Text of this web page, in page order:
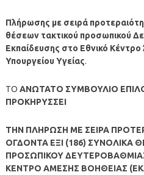
Πλήρωσης με σειρά
θέσεων τακτικού προσωπικού
Εκπαίδευσης στο Εθνικό
Υπουργείου Υγείας.
ΤΟ ΑΝΩΤΑΤΟ ΣΥΜΒΟΥΛΙΟ
ΠΡΟΚΗΡΥΣΣΕΙ
ΤΗΝ ΠΛΗΡΩΣΗ ΜΕ ΣΕΙΡΑ
ΟΓΔΟΝΤΑ ΕΞΙ (186) ΣΥΝΟΛΙΚΑ
ΠΡΟΣΩΠΙΚΟΥ
ΚΕΝΤΡΟ ΑΜΕΣΗΣ ΒΟΗΘΕΙΑΣ